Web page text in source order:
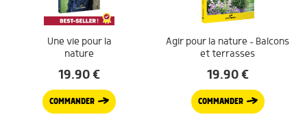
Une vie pour la
nature
19.90€
COMMANDER
Agir pour la nature – Balcons
et terrasses
19.90€
COMMANDER